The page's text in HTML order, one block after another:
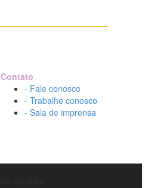
Contato
- Fale conosco
- Trabalhe conosco
- Sala de imprensa